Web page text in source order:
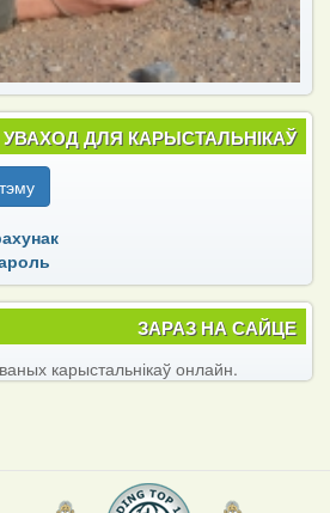
УВАХОД ДЛЯ КАРЫСТАЛЬНІКАЎ
ЗАРАЗ НА САЙЦЕ
карыстальнікаў онлайн.